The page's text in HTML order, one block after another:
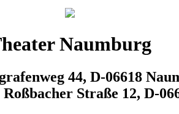
Naumburg
44, D-06618
Straße 12, D-